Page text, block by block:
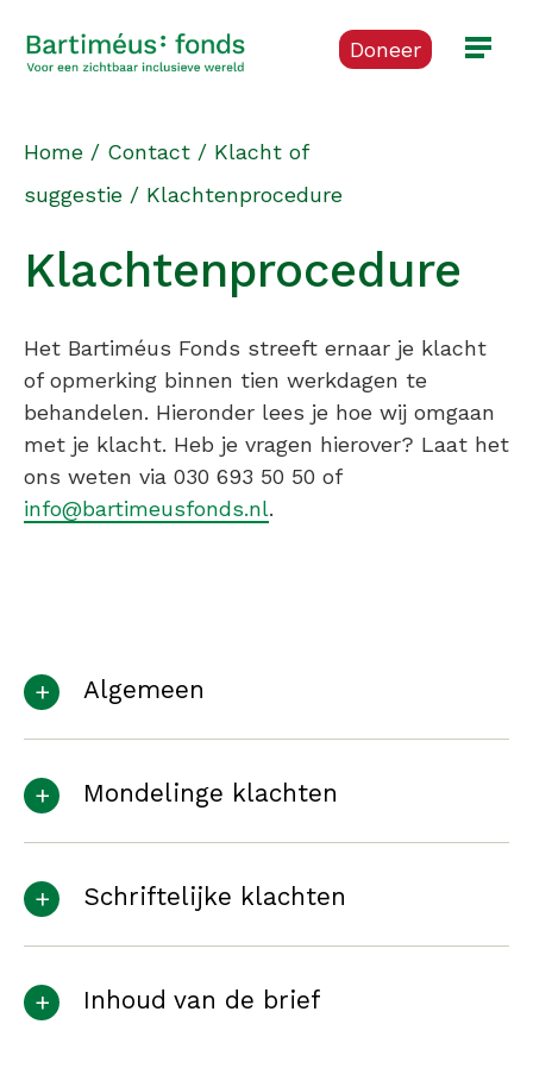
Doneer
Home / Contact / Klacht of
suggestie / Klachtenprocedure
Klachtenprocedure
Het Bartiméus Fonds streeft ernaar je klacht
of opmerking binnen tien werkdagen te
behandelen. Hieronder lees je hoe wij omgaan
met je klacht. Heb je vragen hierover? Laat het
ons weten via 030 693 50 50 of
info@bartimeusfonds.nl.
Algemeen
Mondelinge klachten
Schriftelijke klachten
Inhoud van de brief